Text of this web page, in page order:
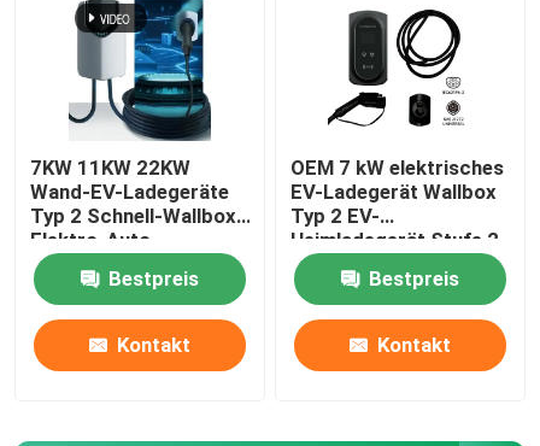
7KW 11KW 22KW
Wand-EV-Ladegeräte
Typ 2 Schnell-Wallbox-
Elektro-Auto-
Ladegerät
Bestpreis
Kontakt
OEM 7 kW elektrisches
EV-Ladegerät Wallbox
Typ 2 EV-
Heimladegerät Stufe 2
Bestpreis
Kontakt